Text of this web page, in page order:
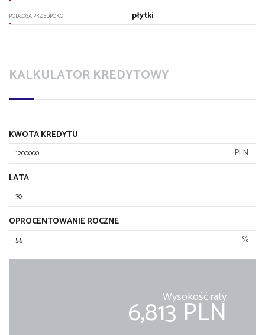
PODŁOGA PRZEDPOKOI płytki
KALKULATOR KREDYTOWY
KWOTA KREDYTU
PLN
LATA
OPROCENTOWANIE ROCZNE
%
Wysokość raty
6,813 PLN